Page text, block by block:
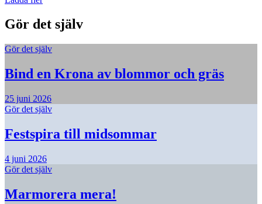
Gör det själv
Gör det själv
Bind en Krona av blommor och gräs
25 juni 2026
Gör det själv
Festspira till midsommar
4 juni 2026
Gör det själv
Marmorera mera!